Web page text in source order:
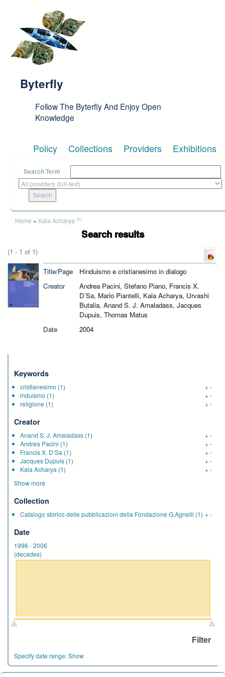
Byterfly
Follow The Byterfly And Enjoy Open
Knowledge
Policy Collections Providers Exhibitions
Search Term
You are here
Home » Kala Acharya (x)
Search results
(1 - 1 of 1)
Title/Page
Hinduismo e cristianesimo in dialogo
Creator
Andrea Pacini, Stefano Piano, Francis X.
D’Sa, Mario Piantelli, Kala Acharya, Urvashi
Butalia, Anand S. J. Amaladass, Jacques
Dupuis, Thomas Matus
Date
2004
Keywords
cristianesimo (1) +-
induismo (1) +-
religione (1) +-
Creator
Anand S. J. Amaladass (1) +-
Andrea Pacini (1) +-
Francis X. D’Sa (1) +-
Jacques Dupuis (1) +-
Kala Acharya (1) +-
Show more
Collection
Catalogo storico delle pubblicazioni della Fondazione G.Agnelli (1) +-
Date
1996 -2006
(decades)
Specify date range:Show